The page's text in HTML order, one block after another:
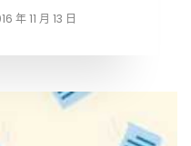
年 11 月 13 日